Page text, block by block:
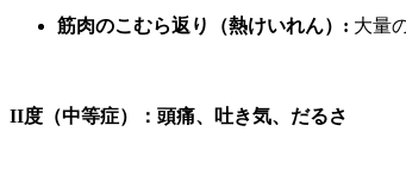
筋肉のこむら返り（熱けいれん）: 大量
II度（中等症）：頭痛、吐き気、だるさ